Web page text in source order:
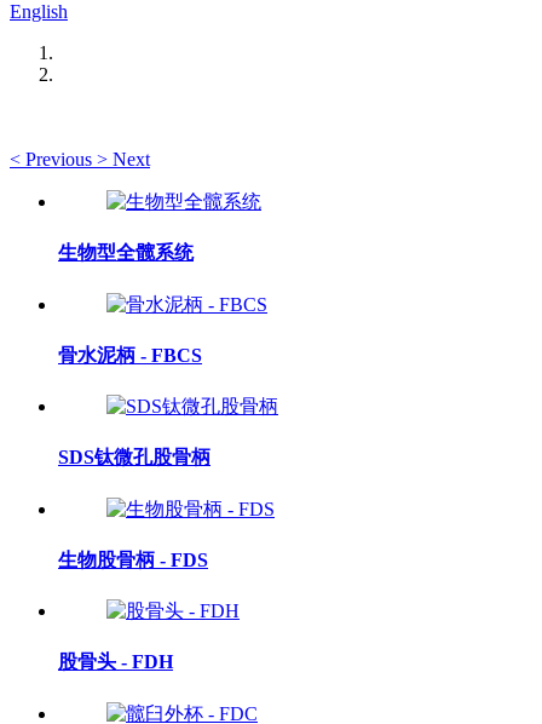
English
< Previous > Next
生物型全髋系统
骨水泥柄 - FBCS
SDS钛微孔股骨柄
生物股骨柄 - FDS
股骨头 - FDH